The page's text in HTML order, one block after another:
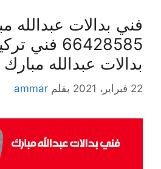
فني بدالات عبدالله
66428585
بدالات عبدالله مبارك
22 فبراير، 2021 بقلم ammar